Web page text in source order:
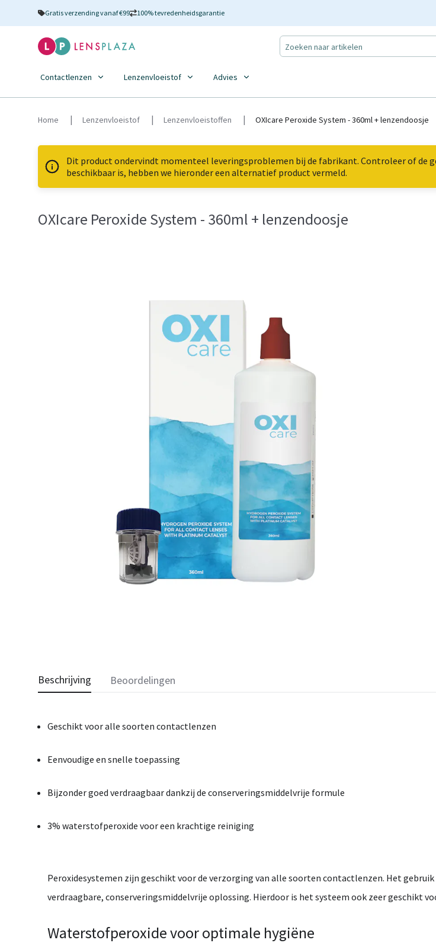
Gratis verzending vanaf €99 100% tevredenheidsgarantie
Contactlenzen Lenzenvloeistof Advies
Home Lenzenvloeistof Lenzenvloeistoffen OXIcare Peroxide System - 360ml + lenzendoosje
Dit product ondervindt momenteel leveringsproblemen bij de fabrikant. Controleer of de
beschikbaar is, hebben we hieronder een alternatief product vermeld.
OXIcare Peroxide System - 360ml + lenzendoosje
Beschrijving
Geschiktvooralle soorten contactlenzen
Eenvoudige en snelle toepassing
Bijzondergoed verdraagbaardankzij de conserveringsmiddelvrije formule
3% waterstofperoxide vooreen krachtige reiniging
Peroxidesystemen zijn geschiktvoorde verzorging van alle soorten contactlenzen. Hetgebruik
verdraagbare, conserveringsmiddelvrije oplossing. Hierdoor is hetsysteem ook zeergeschikt
Waterstofperoxidevooroptimale hygiëne
Beoordelingen